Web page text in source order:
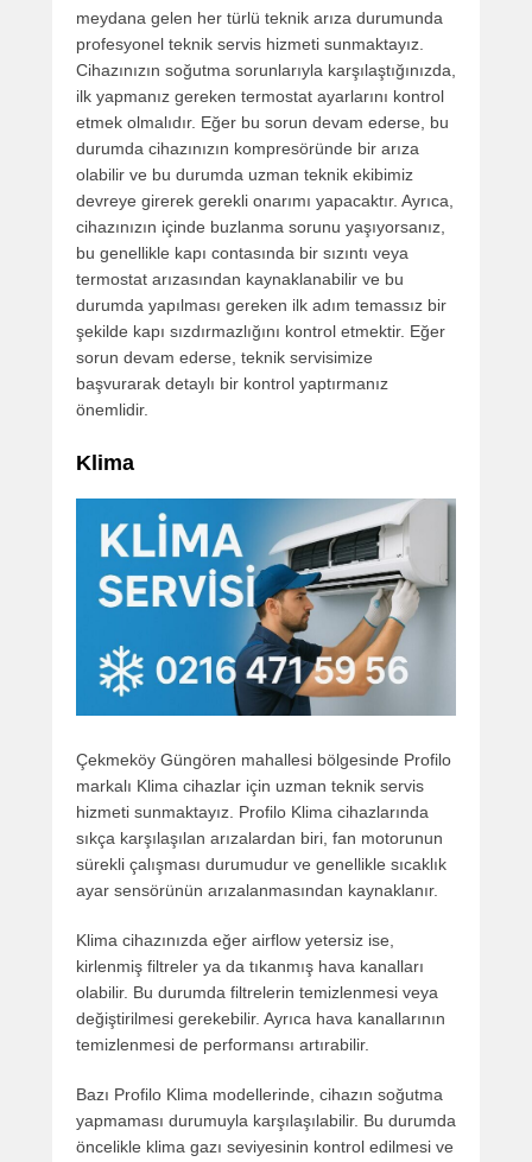
meydana gelen her türlü teknik arıza durumunda
profesyonel teknik servis hizmeti sunmaktayız.
Cihazınızın soğutma sorunlarıyla karşılaştığınızda,
ilk yapmanız gereken termostat ayarlarını kontrol
etmek olmalıdır. Eğer bu sorun devam ederse, bu
durumda cihazınızın kompresöründe bir arıza
olabilir ve bu durumda uzman teknik ekibimiz
devreye girerek gerekli onarımı yapacaktır. Ayrıca,
cihazınızın içinde buzlanma sorunu yaşıyorsanız,
bu genellikle kapı contasında bir sızıntı veya
termostat arızasından kaynaklanabilir ve bu
durumda yapılması gereken ilk adım temassız bir
şekilde kapı sızdırmazlığını kontrol etmektir. Eğer
sorun devam ederse, teknik servisimize
başvurarak detaylı bir kontrol yaptırmanız
önemlidir.
Klima
Çekmeköy Güngören mahallesi bölgesinde Profilo
markalı Klima cihazlar için uzman teknik servis
hizmeti sunmaktayız. Profilo Klima cihazlarında
sıkça karşılaşılan arızalardan biri, fan motorunun
sürekli çalışması durumudur ve genellikle sıcaklık
ayar sensörünün arızalanmasından kaynaklanır.
Klima cihazınızda eğer airflow yetersiz ise,
kirlenmiş filtreler ya da tıkanmış hava kanalları
olabilir. Bu durumda filtrelerin temizlenmesi veya
değiştirilmesi gerekebilir. Ayrıca hava kanallarının
temizlenmesi de performansı artırabilir.
Bazı Profilo Klima modellerinde, cihazın soğutma
yapmaması durumuyla karşılaşılabilir. Bu durumda
öncelikle klima gazı seviyesinin kontrol edilmesi ve